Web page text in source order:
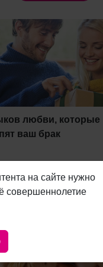
любви, которые
ваш брак
Читать
на сайте нужно
совершеннолетие